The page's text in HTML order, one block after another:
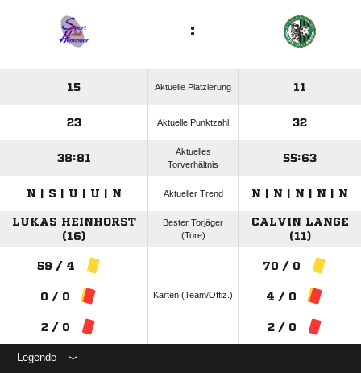
:
15 Aktuelle Platzierung 11
23 Aktuelle Punktzahl 32
38:81
Aktuelles
Torverhältnis
55:63
N | S | U | U | N Aktueller Trend N | N | N | N | N
LUKAS HEINHORST
(16)
Bester Torjäger
(Tore)
CALVIN LANGE
(11)
59 / 4
0 / 0
2 / 0
Karten (Team/Offiz.)
70 / 0
4 / 0
2 / 0
Legende